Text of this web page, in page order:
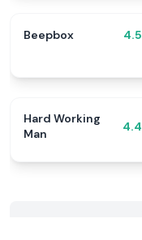
Beepbox 4.5
Hard Working
Man
4.4